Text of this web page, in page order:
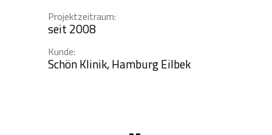
Projektzeitraum:
seit 2008
Kunde:
Schön Klinik, Hamburg Eilbek